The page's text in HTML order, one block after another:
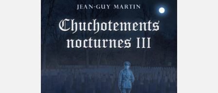
Espace exposant⋅e⋅s
Espace enseignant·e·s
Espace médias
Projets partenaires